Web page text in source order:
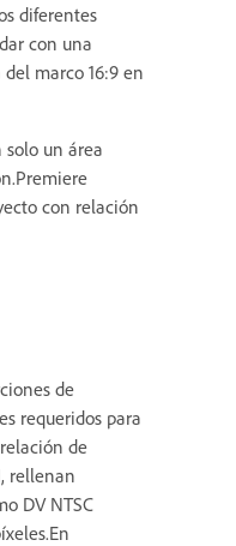
diferentes
con una
marco 16:9 en
un área
con relación
de
requeridos para
de
rellenan
DV NTSC